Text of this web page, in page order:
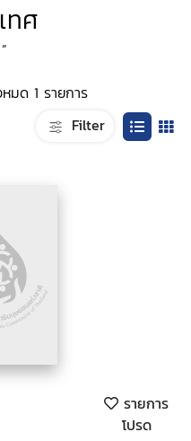
ทศ
มด 1 รายการ
Filter
รายการ
โปรด